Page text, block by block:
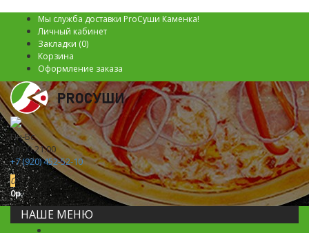
Мы служба доставки ProСуши Каменка!
Личный кабинет
Закладки (0)
Корзина
Оформление заказа
Пн-Вс
10:00-21:00
+7 (920) 452-52-10
0
0р.
НАШЕ МЕНЮ